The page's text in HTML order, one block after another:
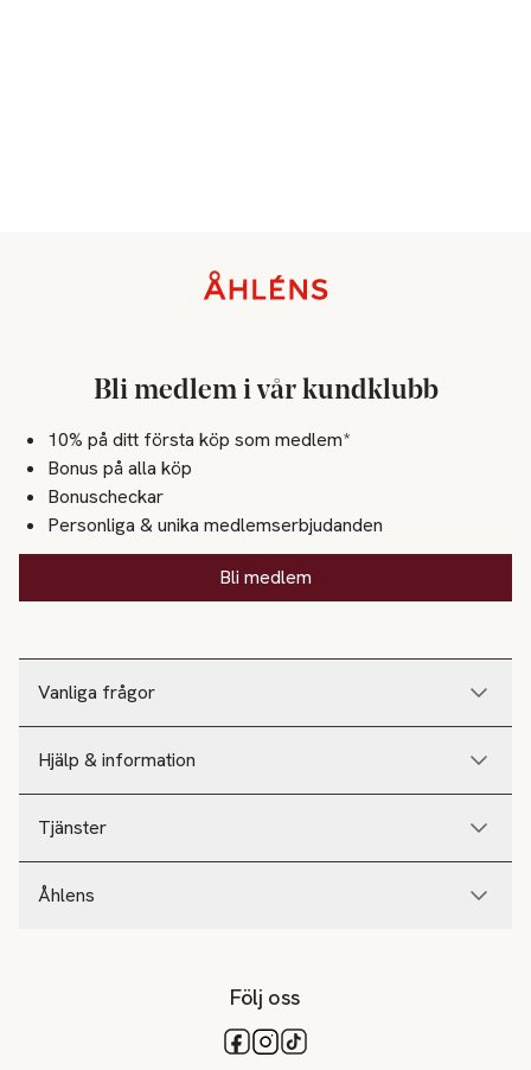
Vanliga frågor
Hjälp & information
Tjänster
Åhlens
Bli medlem i vår kundklubb
10% på ditt första köp som medlem*
Bonus på alla köp
Bonuscheckar
Personliga & unika medlemserbjudanden
Bli medlem
Följ oss